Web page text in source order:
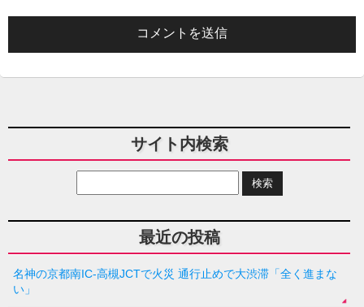
サイト内検索
最近の投稿
名神の京都南IC-高槻JCTで火災 通行止めで大渋滞「全く進まな
い」